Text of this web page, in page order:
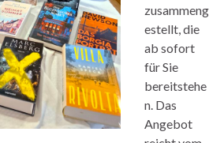
zusammeng
estellt, die
ab sofort
für Sie
bereitstehe
n. Das
Angebot